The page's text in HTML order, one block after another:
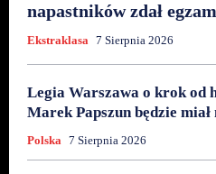
napastników zdał
Ekstraklasa 7 Sierpnia 2026
Legia Warszawa o krok od
Marek Papszun będzie
Polska 7 Sierpnia 2026